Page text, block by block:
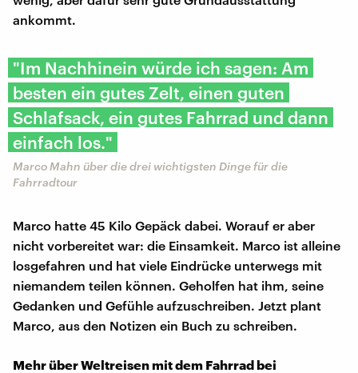
ankommt.
"Im Nachhinein würde ich sagen: Am
besten ein gutes Zelt, einen guten
Schlafsack, ein gutes Fahrrad und dann
einfach los."
Marco Mahn über die drei wichtigsten Dinge für die
Fahrradtour
Marco hatte 45 Kilo Gepäck dabei. Worauf er aber
nicht vorbereitet war: die Einsamkeit. Marco ist alleine
losgefahren und hat viele Eindrücke unterwegs mit
niemandem teilen können. Geholfen hat ihm, seine
Gedanken und Gefühle aufzuschreiben. Jetzt plant
Marco, aus den Notizen ein Buch zu schreiben.
Mehr über Weltreisen mit dem Fahrrad bei